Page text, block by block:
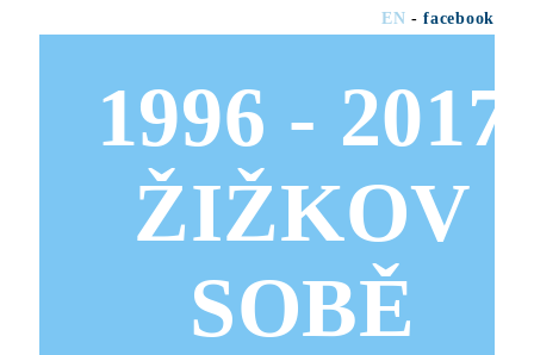
EN -facebook
1996 - 2017
ŽIŽKOV
SOBĚ